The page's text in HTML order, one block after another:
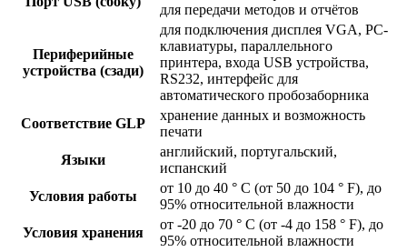
для передачи методов и отчётов
Периферийные
устройства (сзади)
для подключения дисплея VGA, PC-
клавиатуры, параллельного
принтера, входа USB устройства,
RS232, интерфейс для
автоматического пробозаборника
Соответствие GLP
хранение данных и возможность
печати
Языки
английский, португальский,
испанский
Условия работы
от 10 до 40 ° C (от 50 до 104 ° F), до
95% относительной влажности
Условия хранения
от -20 до 70 ° C (от -4 до 158 ° F), до
95% относительной влажности